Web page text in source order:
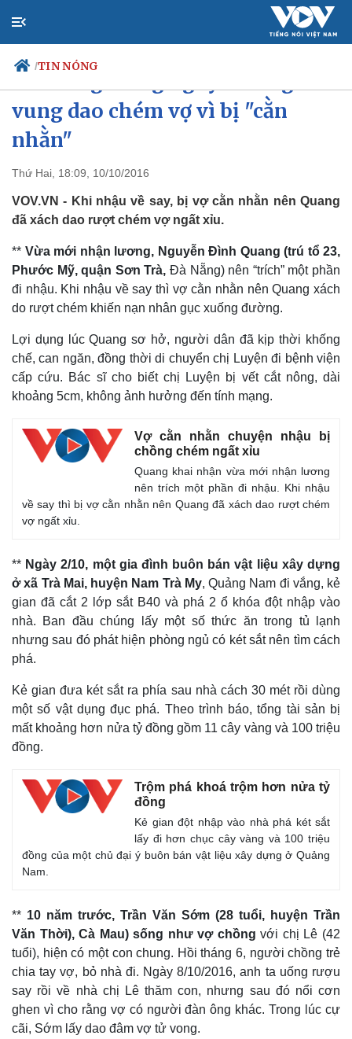
/TIN NÓNG
Chính trị
Đảng
Quốc hội
Nhận diện sự thật
Giáo
Biển
Thế giới
Quan sát
Cuộc sống đó đây
Hồ sơ
Video
Ảnh
vung dao chém vợ vì bị "cằn
nhằn"
Thứ Hai, 18:09, 10/10/2016
VOV.VN - Khi nhậu về say, bị vợ cằn nhằn nên Quang
đã xách dao rượt chém vợ ngất xỉu.
** Vừa mới nhận lương, Nguyễn Đình Quang (trú tổ 23,
Phước Mỹ, quận Sơn Trà, Đà Nẵng) nên “trích” một phần
đi nhậu. Khi nhậu về say thì vợ cằn nhằn nên Quang xách
do rượt chém khiến nạn nhân gục xuống đường.
Lợi dụng lúc Quang sơ hở, người dân đã kịp thời khống
chế, can ngăn, đồng thời di chuyển chị Luyện đi bệnh viện
cấp cứu. Bác sĩ cho biết chị Luyện bị vết cắt nông, dài
khoảng 5cm, không ảnh hưởng đến tính mạng.
Vợ cằn nhằn chuyện nhậu bị
chồng chém ngất xỉu
Quang khai nhận vừa mới nhận lương
nên trích một phần đi nhậu. Khi nhậu
về say thì bị vợ cằn nhằn nên Quang đã xách dao rượt chém
vợ ngất xỉu.
** Ngày 2/10, một gia đình buôn bán vật liệu xây dựng
ở xã Trà Mai, huyện Nam Trà My, Quảng Nam đi vắng, kẻ
gian đã cắt 2 lớp sắt B40 và phá 2 ổ khóa đột nhập vào
nhà. Ban đầu chúng lấy một số thức ăn trong tủ lạnh
nhưng sau đó phát hiện phòng ngủ có két sắt nên tìm cách
phá.
Kẻ gian đưa két sắt ra phía sau nhà cách 30 mét rồi dùng
một số vật dụng đục phá. Theo trình báo, tổng tài sản bị
mất khoảng hơn nửa tỷ đồng gồm 11 cây vàng và 100 triệu
đồng.
Trộm phá khoá trộm hơn nửa tỷ
đồng
Kẻ gian đột nhập vào nhà phá két sắt
lấy đi hơn chục cây vàng và 100 triệu
đồng của một chủ đại ý buôn bán vật liệu xây dựng ở Quảng
Nam.
** 10 năm trước, Trần Văn Sớm (28 tuổi, huyện Trần
Văn Thời), Cà Mau) sống như vợ chồng với chị Lê (42
tuổi), hiện có một con chung. Hồi tháng 6, người chồng trẻ
chia tay vợ, bỏ nhà đi. Ngày 8/10/2016, anh ta uống rượu
say rồi về nhà chị Lê thăm con, nhưng sau đó nổi cơn
ghen vì cho rằng vợ có người đàn ông khác. Trong lúc cự
cãi, Sớm lấy dao đâm vợ tử vong.